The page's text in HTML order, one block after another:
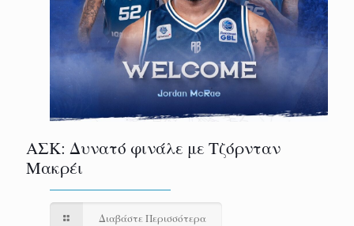
ΑΣΚ: Δυνατό φινάλε με Τζόρνταν
Μακρέι
Διαβάστε Περισσότερα